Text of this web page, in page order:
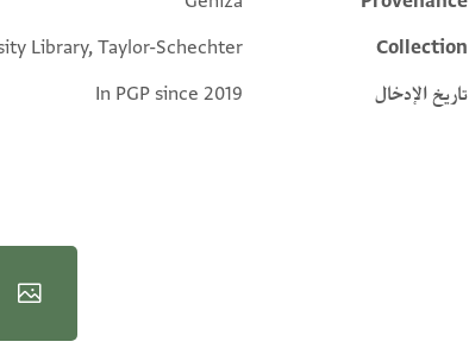
Additional metadata
Collection
Library, Taylor-Schechter
تاريخ الإدخال
In PGP since 2019